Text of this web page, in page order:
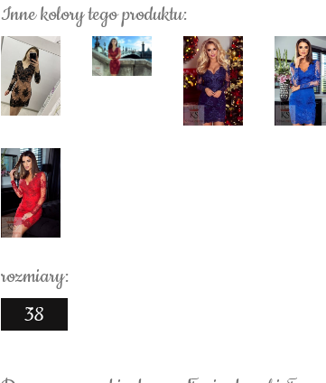
Inne kolory tego produktu:
rozmiary:
38